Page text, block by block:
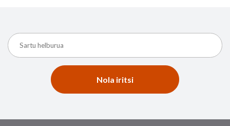
Nola iritsi